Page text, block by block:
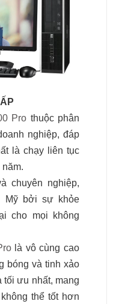
Pro thuộc phân
nghiệp, đáp
là chạy liên tục
chuyên nghiệp,
Mỹ bởi sự khỏe
cho mọi không
là vô cùng cao
bóng và tinh xảo
tối ưu nhất, mang
thể tốt hơn